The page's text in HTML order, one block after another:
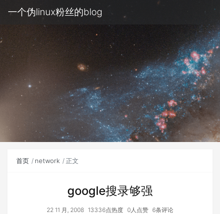
一个伪linux粉丝的blog
首页 network 正文
google搜录够强
22 11 月, 2008 13336点热度 0人点赞 6条评论